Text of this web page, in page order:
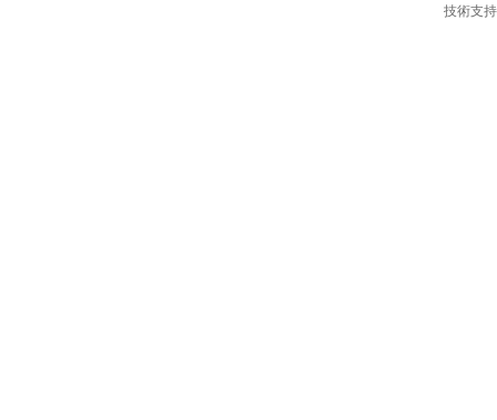
技術支